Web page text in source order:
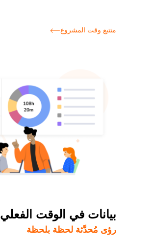
متتبع وقت المشروع
بيانات في الوقت الفعلي
رؤى مُحدَّثة لحظة بلحظة